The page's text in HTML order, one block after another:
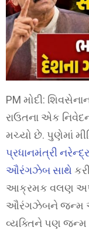
PM મોદી:
રાઉતના એક
મચ્યો છે. પુણેમાં
પ્રધાનમંત્રી
ઔરંગઝેબ સાથે
આક્રમક વલણ
ઔરંગઝેબને જન્મ
વ્યક્તિને પણ જન્મ